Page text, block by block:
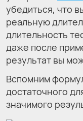
убедиться, что
реальную
длительность
даже после
результат вы
Вспомним
достаточного
значимого